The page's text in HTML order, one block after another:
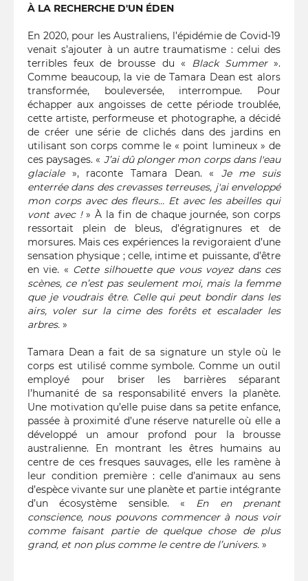
À LA RECHERCHE D'UN ÉDEN
En 2020, pour les Australiens, l’épidémie de Covid-19
venait s’ajouter à un autre traumatisme : celui des
terribles feux de brousse du « Black Summer».
Comme beaucoup, la vie de Tamara Dean est alors
transformée, bouleversée, interrompue. Pour
échapper aux angoisses de cette période troublée,
cette artiste, performeuse et photographe, a décidé
de créer une série de clichés dans des jardins en
utilisant son corps comme le « point lumineux » de
ces paysages. « J’ai dû plonger mon corps dans l'eau
glaciale», raconte Tamara Dean. « Je me suis
enterrée dans des crevasses terreuses, j'ai enveloppé
mon corps avec des fleurs… Et avec les abeilles qui
vont avec !» À la fin de chaque journée, son corps
ressortait plein de bleus, d’égratignures et de
morsures. Mais ces expériences la revigoraient d’une
sensation physique ; celle, intime et puissante, d’être
en vie. « Cette silhouette que vous voyez dans ces
scènes, ce n’est pas seulement moi, mais la femme
que je voudrais être. Celle qui peut bondir dans les
airs, voler sur la cime des forêts et escalader les
arbres. »
Tamara Dean a fait de sa signature un style où le
corps est utilisé comme symbole. Comme un outil
employé pour briser les barrières séparant
l’humanité de sa responsabilité envers la planète.
Une motivation qu’elle puise dans sa petite enfance,
passée à proximité d’une réserve naturelle où elle a
développé un amour profond pour la brousse
australienne. En montrant les êtres humains au
centre de ces fresques sauvages, elle les ramène à
leur condition première : celle d’animaux au sens
d’espèce vivante sur une planète et partie intégrante
d’un écosystème sensible. « En en prenant
conscience, nous pouvons commencer à nous voir
comme faisant partie de quelque chose de plus
grand, et non plus comme le centre de l’univers. »